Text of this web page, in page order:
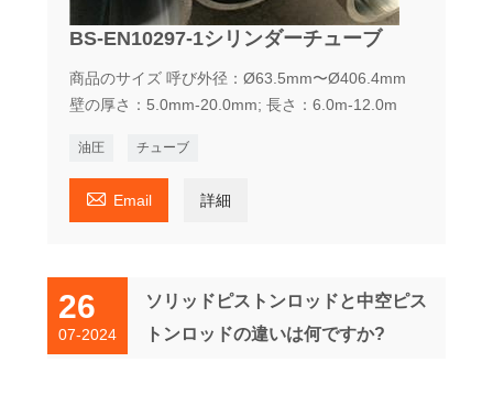
BS-EN10297-1シリンダーチューブ
商品のサイズ 呼び外径：Ø63.5mm〜Ø406.4mm
壁の厚さ：5.0mm-20.0mm; 長さ：6.0m-12.0m
油圧 チューブ
 Email 詳細
26
07-2024
ソリッドピストンロッドと中空ピス
トンロッドの違いは何ですか?